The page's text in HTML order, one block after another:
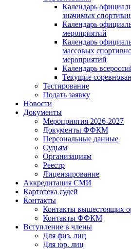
Календарь
значимых
Календарь
мероприятий
Календарь
массовых
мероприятий
Календарь
Текущие
Тестирование
Подать заявку
Новости
Документы
Мероприятия 2026-2027
Документы ФФКМ
Персональные данные
Судьям
Организациям
Реестр
Лицензирование
Аккредитация СМИ
Картотека судей
Контакты
Контакты вышестоящих
Контакты ФФКМ
Вступление в члены
Для физ. лиц
Для юр. лиц